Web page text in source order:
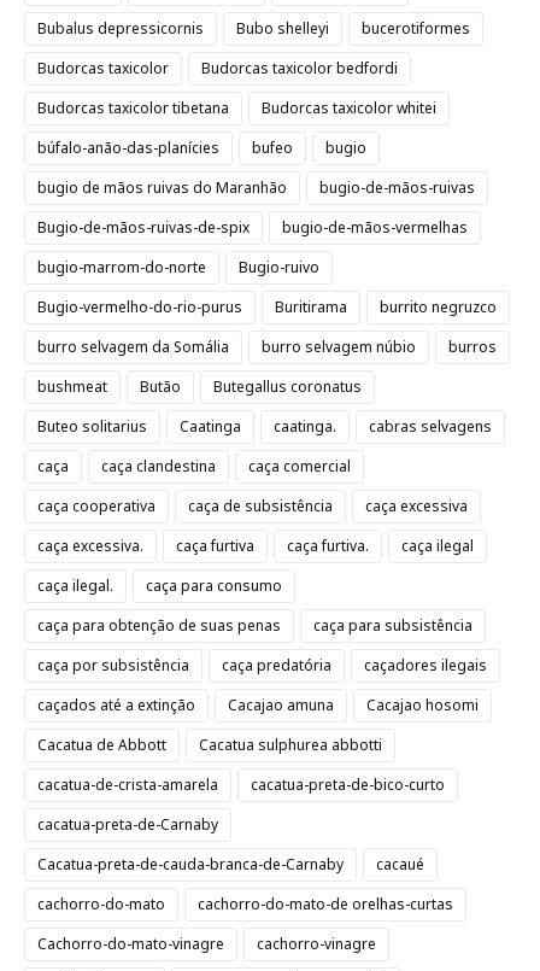
Bubalus depressicornis
Bubo shelleyi
bucerotiformes
Budorcas taxicolor
Budorcas taxicolor bedfordi
Budorcas taxicolor tibetana
Budorcas taxicolor whitei
búfalo-anão-das-planícies
bufeo
bugio
bugio de mãos ruivas do Maranhão
bugio-de-mãos-ruivas
Bugio-de-mãos-ruivas-de-spix
bugio-de-mãos-vermelhas
bugio-marrom-do-norte
Bugio-ruivo
Bugio-vermelho-do-rio-purus
Buritirama
burrito negruzco
burro selvagem da Somália
burro selvagem núbio
burros
bushmeat
Butão
Butegallus coronatus
Buteo solitarius
Caatinga caatinga.
cabras selvagens
caça
caça clandestina
caça comercial
caça cooperativa
caça de subsistência
caça excessiva
caça excessiva.
caça furtiva caça furtiva.
caça ilegal
caça ilegal.
caça para consumo
caça para obtenção de suas penas
caça para subsistência
caça por subsistência
caça predatória
caçadores ilegais
caçados até a extinção
Cacajao amuna
Cacajao hosomi
Cacatua de Abbott
Cacatua sulphurea abbotti
cacatua-de-crista-amarela
cacatua-preta-de-bico-curto
cacatua-preta-de-Carnaby
Cacatua-preta-de-cauda-branca-de-Carnaby
cacaué
cachorro-do-mato
cachorro-do-mato-de orelhas-curtas
Cachorro-do-mato-vinagre
cachorro-vinagre